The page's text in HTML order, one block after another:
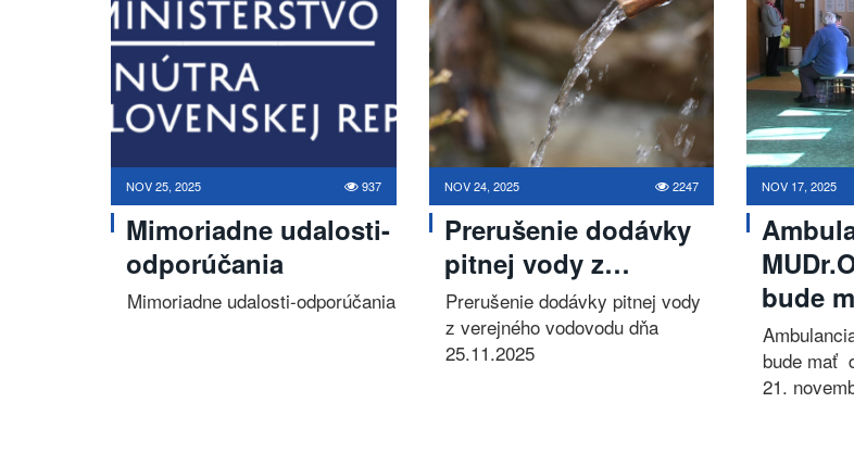
NOV 25, 2025 937
Mimoriadne udalosti-
odporúčania
Mimoriadne udalosti-odporúčania
NOV 24, 2025 2247
Prerušenie dodávky
pitnej vody z…
Prerušenie dodávky pitnej vody
z verejného vodovodu dňa
25.11.2025
NOV 17, 2025
bude
bude mať
21.